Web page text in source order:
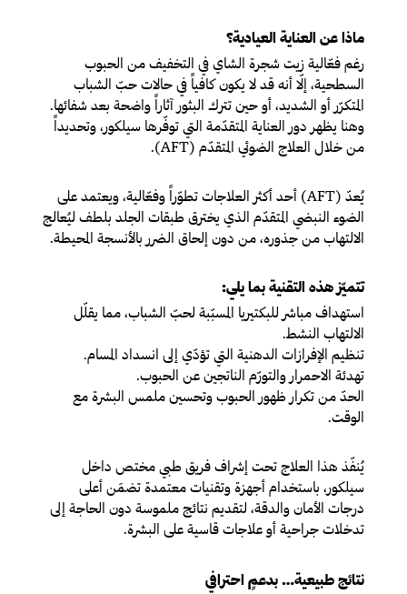
ماذا عن العناية العيادية؟
رغم فعّالية زيت شجرة الشاي في التخفيف من الحبوب
السطحية، إلّا أنه قد لا يكون كافياً في حالات حبّ الشباب
المتكرّر أو الشديد، أو حين تترك البثور آثاراً واضحة بعد شفائها.
وهنا يظهر دور العناية المتقدّمة التي توفّرها سيلكور، وتحديداً
من خلال العلاج الضوئي المتقدّم (AFT).
يُعدّ (AFT) أحد أكثر العلاجات تطوّراً وفعّالية، ويعتمد على
الضوء النبضي المتقدّم الذي يخترق طبقات الجلد بلطف ليُعالج
الالتهاب من جذوره، من دون إلحاق الضرر بالأنسجة المحيطة.
تتميّز هذه التقنية بما يلي:
استهداف مباشر للبكتيريا المسبّبة لحبّ الشباب، مما يقلّل
الالتهاب النشط.
تنظيم الإفرازات الدهنية التي تؤدّي إلى انسداد المسام.
تهدئة الاحمرار والتورّم الناتجين عن الحبوب.
الحدّ من تكرار ظهور الحبوبوتحسين ملمس البشرة مع
الوقت.
يُنفّذ هذا العلاج تحت إشراف فريق طبي مختص داخل
سيلكور، باستخدام أجهزة وتقنيات معتمدة تضمَن أعلى
درجات الأمان والدقة، لتقديم نتائج ملموسة دون الحاجة إلى
تدخلات جراحية أو علاجات قاسية على البشرة.
نتائج طبيعية… بدعمٍ احترافي